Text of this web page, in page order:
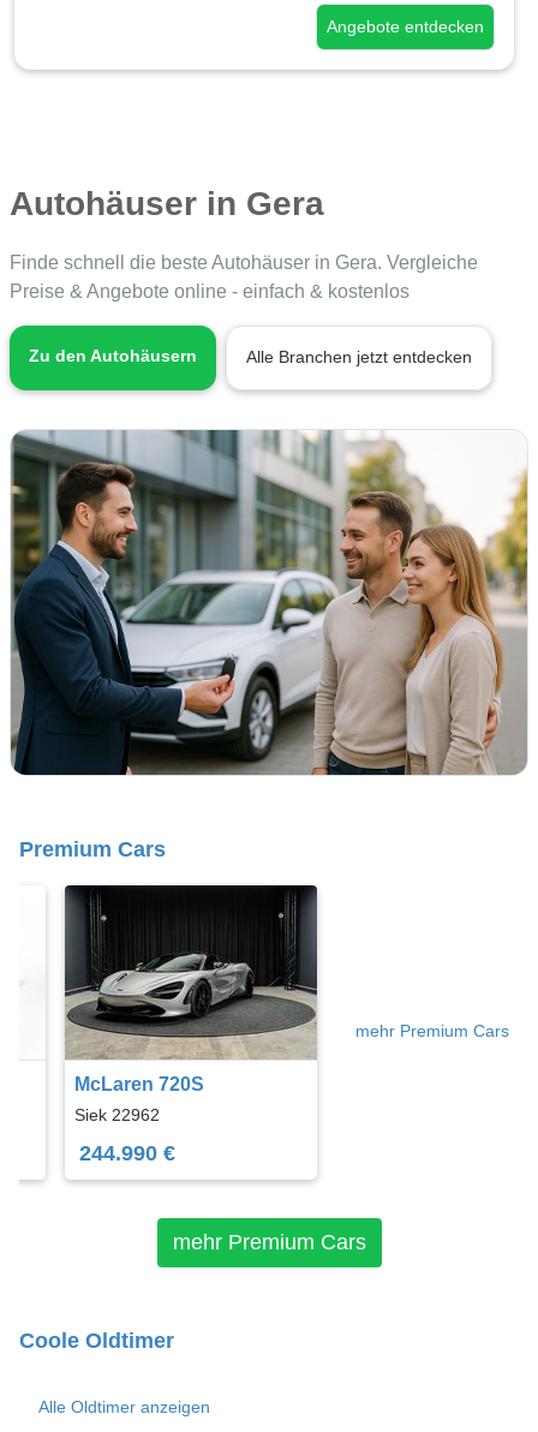
Angebote entdecken
Autohäuser in Gera
Finde schnell die beste Autohäuser in Gera. Vergleiche
Preise & Angebote online - einfach & kostenlos
Zu den Autohäusern Alle Branchen jetzt entdecken
Premium Cars
McLaren 720S
Siek 22962
244.990 €
mehr Premium Cars
mehr Premium Cars
Coole Oldtimer
Alle Oldtimer anzeigen